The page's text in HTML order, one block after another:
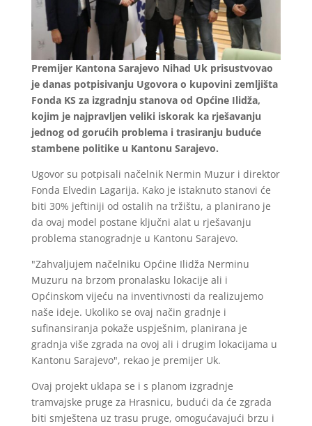
Premijer Kantona Sarajevo Nihad Uk prisustvovao
je danas potpisivanju Ugovora o kupovini zemljišta
Fonda KS za izgradnju stanova od Općine Ilidža,
kojim je najpravljen veliki iskorak ka rješavanju
jednog od gorućih problema i trasiranju buduće
stambene politike u Kantonu Sarajevo.
Ugovor su potpisali načelnik Nermin Muzur i direktor
Fonda Elvedin Lagarija. Kako je istaknuto stanovi će
biti 30% jeftiniji od ostalih na tržištu, a planirano je
da ovaj model postane ključni alat u rješavanju
problema stanogradnje u Kantonu Sarajevo.
"Zahvaljujem načelniku Općine Ilidža Nerminu
Muzuru na brzom pronalasku lokacije ali i
Općinskom vijeću na inventivnosti da realizujemo
naše ideje. Ukoliko se ovaj način gradnje i
sufinansiranja pokaže uspješnim, planirana je
gradnja više zgrada na ovoj ali i drugim lokacijama u
Kantonu Sarajevo", rekao je premijer Uk.
Ovaj projekt uklapa se i s planom izgradnje
tramvajske pruge za Hrasnicu, budući da će zgrada
biti smještena uz trasu pruge, omogućavajući brzu i